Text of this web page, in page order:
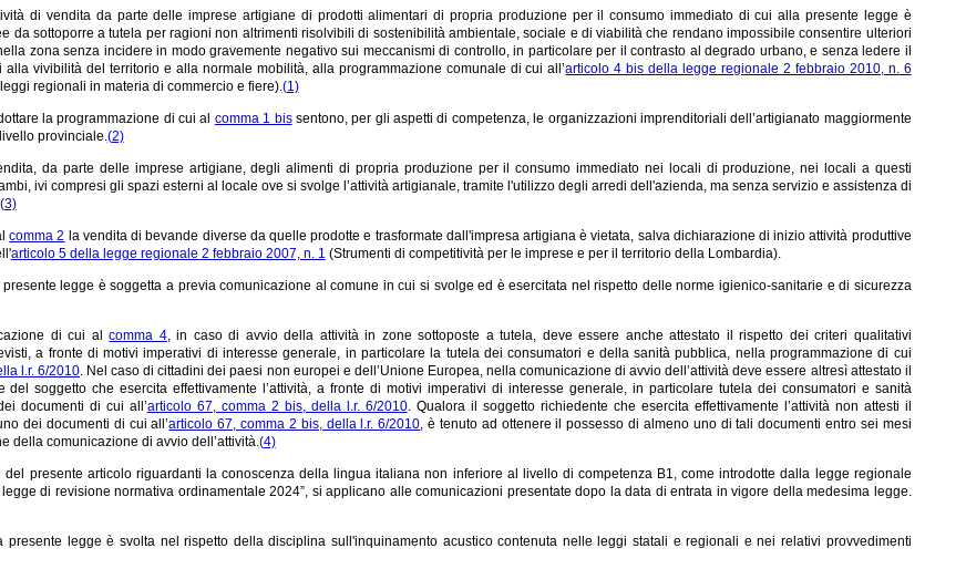
di vendita da parte delle imprese artigiane di prodotti alimentari di propria produzione per il consumo immediato di cui alla presente legge è
da sottoporre a tutela per ragioni non altrimenti risolvibili di sostenibilità ambientale, sociale e di viabilità che rendano impossibile consentire ulteriori
zona senza incidere in modo gravemente negativo sui meccanismi di controllo, in particolare per il contrasto al degrado urbano, e senza ledere il
alla vivibilità del territorio e alla normale mobilità, alla programmazione comunale di cui all’articolo 4 bis della legge regionale 2 febbraio 2010, n. 6
regionali in materia di commercio e fiere).(1)
la programmazione di cui al comma 1 bissentono, per gli aspetti di competenza, le organizzazioni imprenditoriali dell’artigianato maggiormente
provinciale.(2)
da parte delle imprese artigiane, degli alimenti di propria produzione per il consumo immediato nei locali di produzione, nei locali a questi
ivi compresi gli spazi esterni al locale ove si svolge l’attività artigianale, tramite l'utilizzo degli arredi dell'azienda, ma senza servizio e assistenza di
(3)
comma 2 la vendita di bevande diverse da quelle prodotte e trasformate dall'impresa artigiana è vietata, salva dichiarazione di inizio attività produttive
articolo 5 della legge regionale 2 febbraio 2007, n. 1 (Strumenti di competitività per le imprese e per il territorio della Lombardia).
presente legge è soggetta a previa comunicazione al comune in cui si svolge ed è esercitata nel rispetto delle norme igienico-sanitarie e di sicurezza
di cui alcomma 4, in caso di avvio della attività in zone sottoposte a tutela, deve essere anche attestato il rispetto dei criteri qualitativi
a fronte di motivi imperativi di interesse generale, in particolare la tutela dei consumatori e della sanità pubblica, nella programmazione di cui
l.r. 6/2010. Nel caso di cittadini dei paesi non europei e dell’Unione Europea, nella comunicazione di avvio dell’attività deve essere altresì attestato il
del soggetto che esercita effettivamente l’attività, a fronte di motivi imperativi di interesse generale, in particolare tutela dei consumatori e sanità
documenti di cui all’articolo 67, comma 2 bis, della l.r. 6/2010. Qualora il soggetto richiedente che esercita effettivamente l’attività non attesti il
dei documenti di cui all’articolo 67, comma 2 bis, della l.r. 6/2010, è tenuto ad ottenere il possesso di almeno uno di tali documenti entro sei mesi
della comunicazione di avvio dell’attività.(4)
del presente articolo riguardanti la conoscenza della lingua italiana non inferiore al livello di competenza B1, come introdotte dalla legge regionale
legge di revisione normativa ordinamentale 2024”, si applicano alle comunicazioni presentate dopo la data di entrata in vigore della medesima legge.
presente legge è svolta nel rispetto della disciplina sull'inquinamento acustico contenuta nelle leggi statali e regionali e nei relativi provvedimenti